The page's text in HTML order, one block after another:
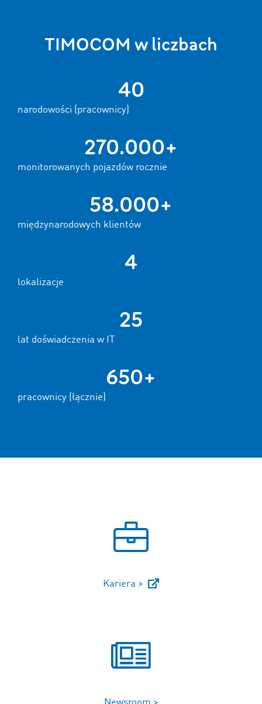
TIMOCOM w liczbach
40
narodowości (pracownicy)
270.000+
monitorowanych pojazdów rocznie
58.000+
międzynarodowych klientów
4
lokalizacje
25
lat doświadczenia w IT
650+
pracownicy (łącznie)
Kariera >